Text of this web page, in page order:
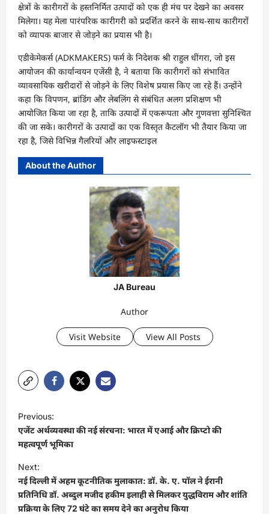
क्षेत्रों के कारीगरों के हस्तनिर्मित उत्पादों को एक ही मंच पर देखने का अवसर
मिलेगा। यह मेला पारंपरिक कारीगरी को प्रदर्शित करने के साथ-साथ कारीगरों
को व्यापक बाजार से जोड़ने का प्रयास भी है।
एडीकेमेकर्स (ADKMAKERS) फर्म के निदेशक श्री राहुल धींगरा, जो इस
आयोजन की कार्यान्वयन एजेंसी है, ने बताया कि कारीगरों को संभावित
व्यावसायिक खरीदारों से जोड़ने के लिए विशेष प्रयास किए जा रहे हैं। उन्होंने
कहा कि विपणन, ब्रांडिंग और लेबलिंग से संबंधित अलग प्रशिक्षण भी
आयोजित किया जा रहा है, ताकि उत्पादों में एकरूपता और गुणवत्ता सुनिश्चित
की जा सके। कारीगरों के उत्पादों का एक विस्तृत कैटलॉग भी तैयार किया जा
रहा है, जिसे विभिन्न गैलरियों और लाइफस्टाइल
About the Author
JA Bureau
Author
Visit Website View All Posts
o
s
t
n
a
Previous:
एजेंट अर्थव्यवस्था की नई संरचना: भारत में एआई और क्रिप्टो की
महत्वपूर्ण भूमिका
Next:
नई दिल्ली में अहम कूटनीतिक मुलाकात: डॉ. के. ए. पॉल ने ईरानी
प्रतिनिधि डॉ. अब्दुल मजीद हकीम इलाही से मिलकर युद्धविराम और शांति
प्रक्रिया के लिए 72 घंटे का समय देने का अनुरोध किया